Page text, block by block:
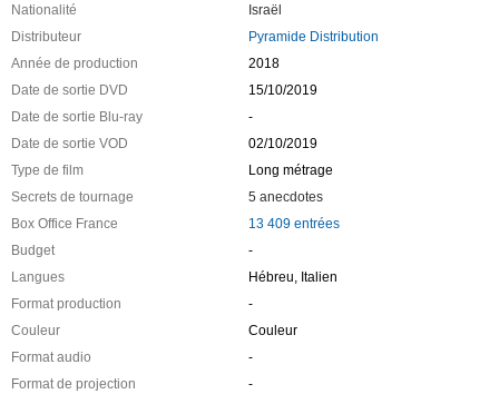
Nationalité
Israël
Distributeur
Pyramide Distribution
Année de production
2018
Date de sortie DVD
15/10/2019
Date de sortie Blu-ray
-
Date de sortie VOD
02/10/2019
Type de film
Long métrage
Secrets de tournage
5 anecdotes
Box Office France
13 409 entrées
Budget
-
Langues
Hébreu, Italien
Format production
-
Couleur
Couleur
Format audio
-
Format de projection
-